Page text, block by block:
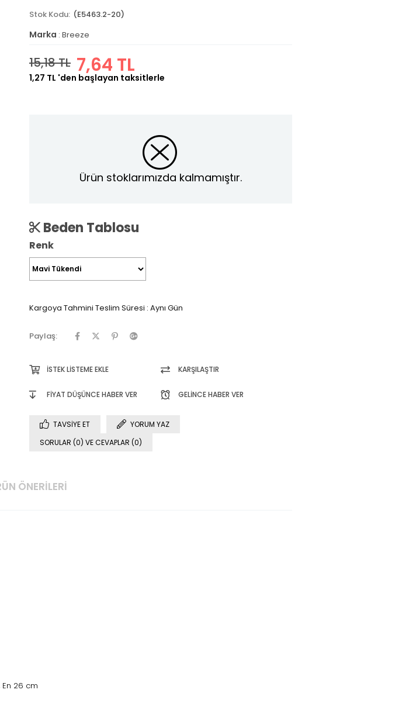
(E5463.2-20)
Marka : Breeze
15,18 TL 7,64 TL
1,27 TL 'den başlayan taksitlerle
Ürün stoklarımızda kalmamıştır.
Beden Tablosu
Renk
Kargoya Tahmini Teslim Süresi : Aynı Gün
Paylaş:
İSTEK LISTEME EKLE KARŞILAŞTIR
FIYAT DÜŞÜNCE HABER VER GELINCE HABER VER
TAVSIYE ET
YORUM YAZ
SORULAR (0) VE CEVAPLAR (0)
ÖNERILERI
En 26 cm